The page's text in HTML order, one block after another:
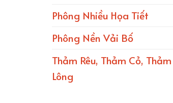
Phông Nhiều Họa Tiết
Phông Nền Vải Bố
Thảm Rêu, Thảm Cỏ, Thảm
Lông